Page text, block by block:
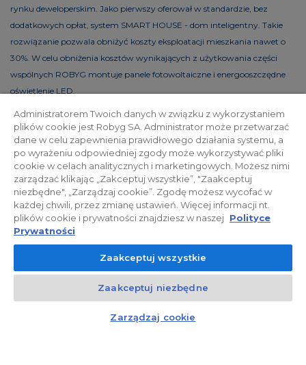
rynku deweloperskim. Jako pierwszy oferował w standardzie, bez
dodatkowych opłat, system SMART HOUSE - dom inteligentny. Takie
rozwiązanie pozwala obniżyć koszty eksploatacji mieszkania nawet o
30%. W celu obniżenia kosztów wynikających z użytkowania części
wspólnych ROBYG montuje panele fotowoltaiczne i energooszczędne
oświetlenie LED.
Polityka prywatności Relacje inwestorskie
Facebook
© 2026 ROBYG. Wszystkie prawa zastrzeżone. Powyższa oferta i
przedstawione materiały graficzne mają charakter jedynie
informacyjny, nie mogą być traktowane jako ostateczne projekty
realizacyjne, nie stanowią również oferty handlowej w rozumieniu art.
66 §1 Kodeksu Cywilnego oraz innych właściwych przepisów prawnych.
Czat z doradcą
Administratorem Twoich danych w związku z wykorzystaniem
plików cookie jest Robyg SA. Administrator może przetwarzać
dane w celu zapewnienia prawidłowego działania systemu, a
po wyrażeniu odpowiedniej zgody może wykorzystywać pliki
cookie w celach analitycznych i marketingowych. Możesz nimi
zarządzać klikając „Zakceptuj wszystkie”, "Zaakceptuj
niezbędne", „Zarządzaj cookie”. Zgodę możesz wycofać w
każdej chwili, przez zmianę ustawień. Więcej informacji nt.
plików cookie i prywatności znajdziesz w naszej Polityce
Prywatności
Zaakceptuj wszystkie
Zaakceptuj niezbędne
Zarządzaj cookie